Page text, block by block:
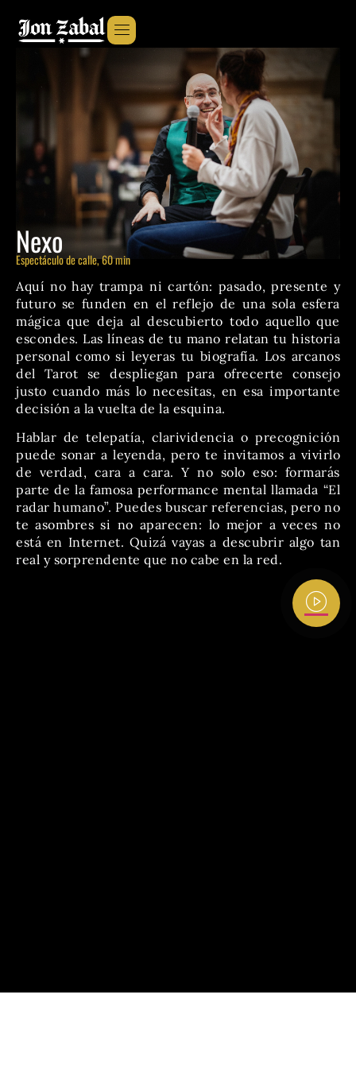
Nexo
Espectáculo de calle, 60 min
Aquí no hay trampa ni cartón: pasado, presente y
futuro se funden en el reflejo de una sola esfera
mágica que deja al descubierto todo aquello que
escondes. Las líneas de tu mano relatan tu historia
personal como si leyeras tu biografía. Los arcanos
del Tarot se despliegan para ofrecerte consejo
justo cuando más lo necesitas, en esa importante
decisión a la vuelta de la esquina.
Hablar de telepatía, clarividencia o precognición
puede sonar a leyenda, pero te invitamos a vivirlo
de verdad, cara a cara. Y no solo eso: formarás
parte de la famosa performance mental llamada “El
radar humano”. Puedes buscar referencias, pero no
te asombres si no aparecen: lo mejor a veces no
está en Internet. Quizá vayas a descubrir algo tan
real y sorprendente que no cabe en la red.